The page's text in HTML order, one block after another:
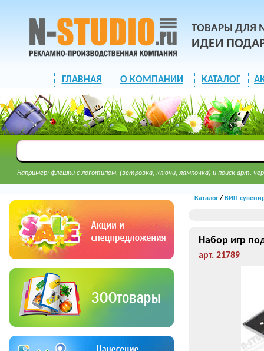
ТОВАРЫ ДЛЯ
ИДЕИ
ГЛАВНАЯ О КОМПАНИИ КАТАЛОГ
Например: флешки с логотипом, (ветровка, ключи, лампочка) и поиск арт.
Каталог/ ВИП
Набор игр
арт. 21789